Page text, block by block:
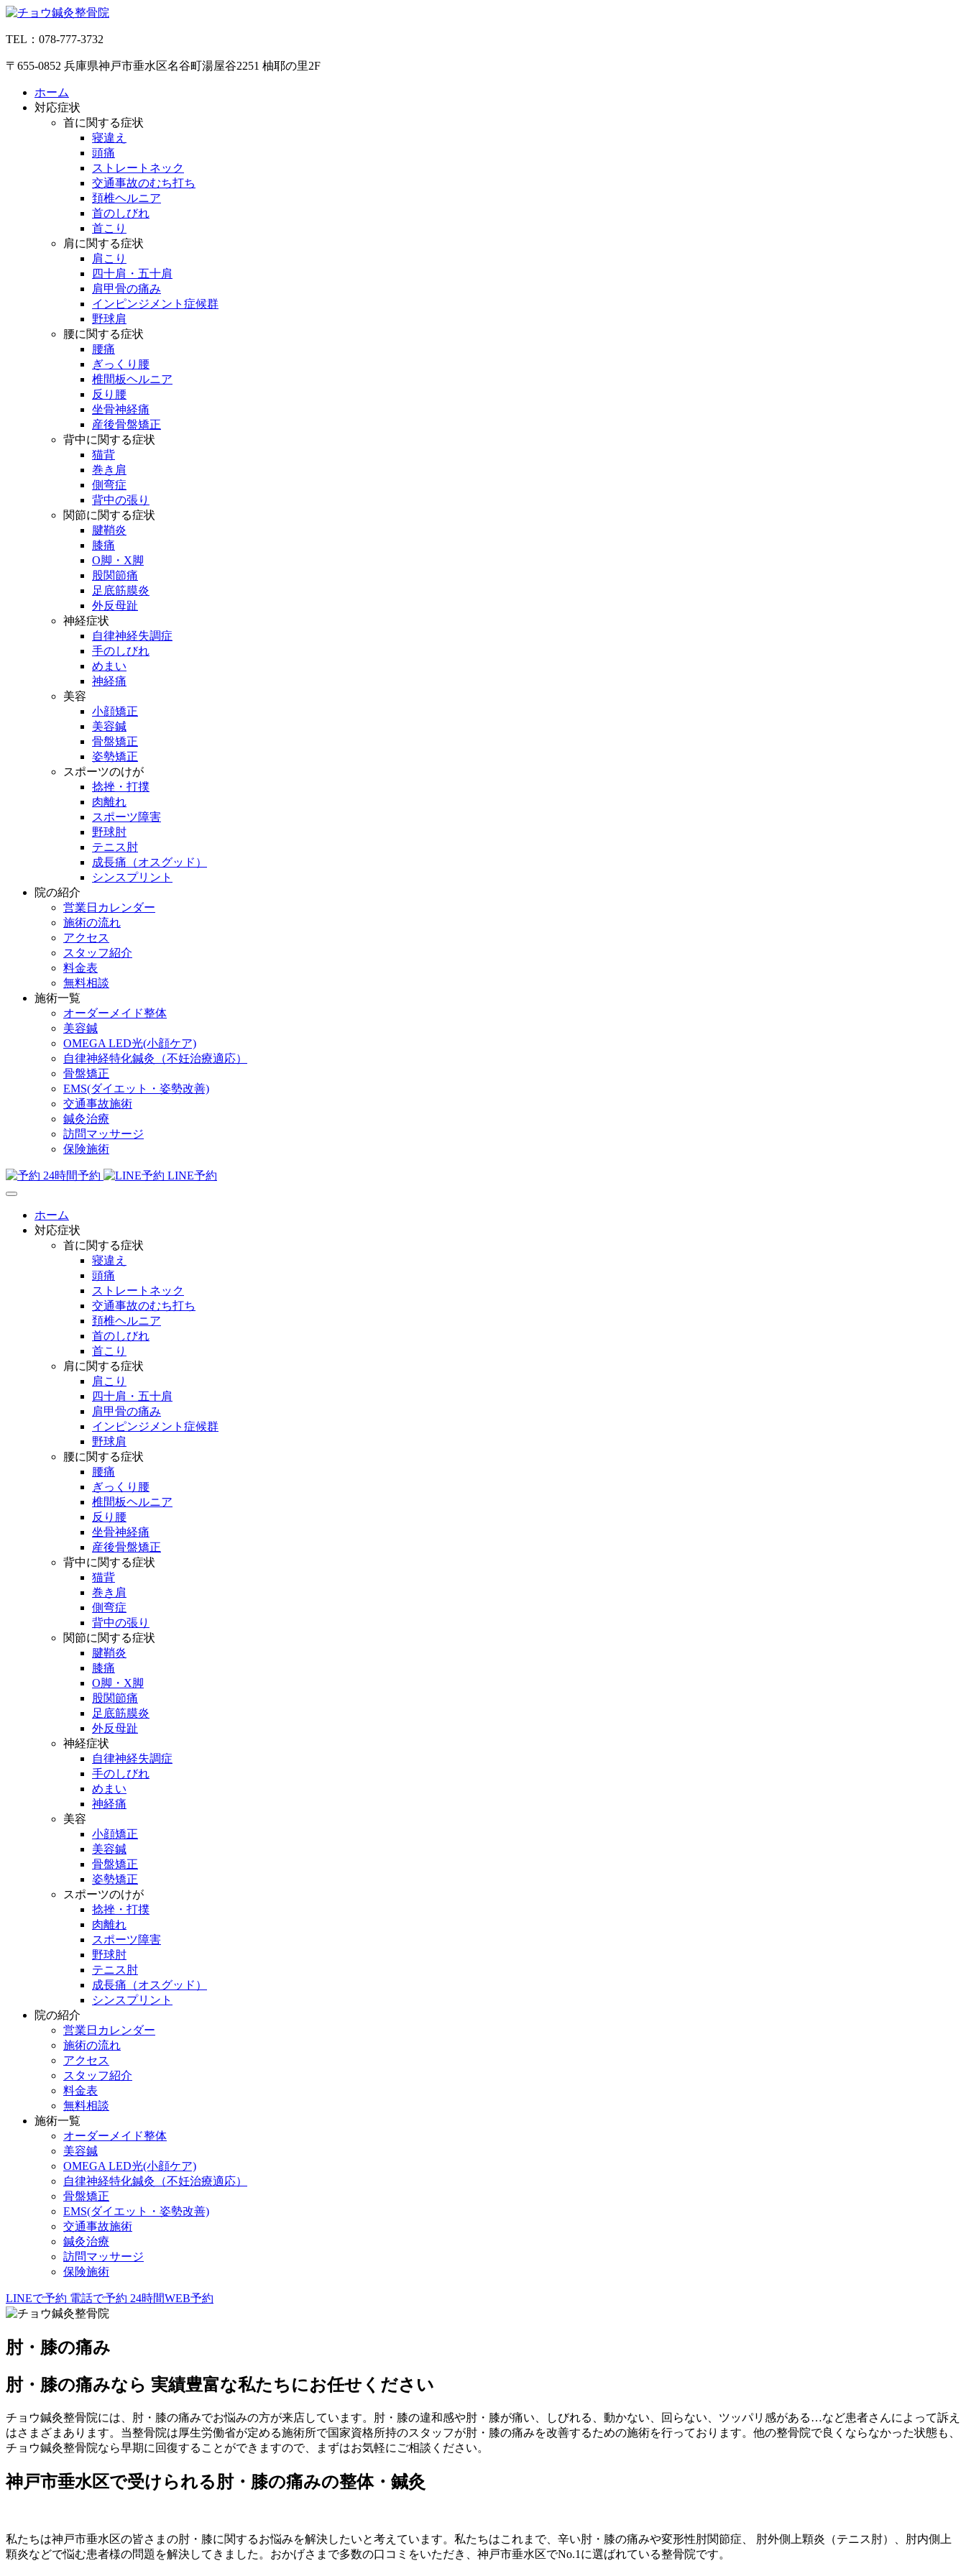
コ
テ
ツ
TEL：078-777-3732
〒655-0852 兵庫県神戸市垂水区名谷町湯屋谷2251 柚耶の里2F
ホーム
対応症状
首に関する症状
寝違え
頭痛
ストレートネック
交通事故のむち打ち
頚椎ヘルニア
首のしびれ
首こり
肩に関する症状
肩こり
四十肩・五十肩
肩甲骨の痛み
インピンジメント症候群
野球肩
腰に関する症状
腰痛
ぎっくり腰
椎間板ヘルニア
反り腰
坐骨神経痛
産後骨盤矯正
背中に関する症状
猫背
巻き肩
側弯症
背中の張り
関節に関する症状
腱鞘炎
膝痛
O脚・X脚
股関節痛
足底筋膜炎
外反母趾
神経症状
自律神経失調症
手のしびれ
めまい
神経痛
美容
小顔矯正
美容鍼
骨盤矯正
姿勢矯正
スポーツのけが
捻挫・打撲
肉離れ
スポーツ障害
野球肘
テニス肘
成長痛（オスグッド）
シンスプリント
院の紹介
営業日カレンダー
施術の流れ
アクセス
スタッフ紹介
料金表
無料相談
施術一覧
オーダーメイド整体
美容鍼
OMEGA LED光(小顔ケア)
自律神経特化鍼灸（不妊治療適応）
骨盤矯正
EMS(ダイエット・姿勢改善)
交通事故施術
鍼灸治療
訪問マッサージ
保険施術
24時間予約 LINE予約
ホーム
対応症状
首に関する症状
寝違え
頭痛
ストレートネック
交通事故のむち打ち
頚椎ヘルニア
首のしびれ
首こり
肩に関する症状
肩こり
四十肩・五十肩
肩甲骨の痛み
インピンジメント症候群
野球肩
腰に関する症状
腰痛
ぎっくり腰
椎間板ヘルニア
反り腰
坐骨神経痛
産後骨盤矯正
背中に関する症状
猫背
巻き肩
側弯症
背中の張り
関節に関する症状
腱鞘炎
膝痛
O脚・X脚
股関節痛
足底筋膜炎
外反母趾
神経症状
自律神経失調症
手のしびれ
めまい
神経痛
美容
小顔矯正
美容鍼
骨盤矯正
姿勢矯正
スポーツのけが
捻挫・打撲
肉離れ
スポーツ障害
野球肘
テニス肘
成長痛（オスグッド）
シンスプリント
院の紹介
営業日カレンダー
施術の流れ
アクセス
スタッフ紹介
料金表
無料相談
施術一覧
オーダーメイド整体
美容鍼
OMEGA LED光(小顔ケア)
自律神経特化鍼灸（不妊治療適応）
骨盤矯正
EMS(ダイエット・姿勢改善)
交通事故施術
鍼灸治療
訪問マッサージ
保険施術
LINEで予約 電話で予約 24時間WEB予約
肘・膝の痛み
肘・膝の痛みなら 実績豊富な私たちにお任せください
チョウ鍼灸整骨院には、肘・膝の痛みでお悩みの方が来店しています。肘・膝の違和感や肘・膝が痛い、しびれる、動かない、回らない、ツッパリ感がある…など患者さんによって訴え
はさまざまあります。当整骨院は厚生労働省が定める施術所で国家資格所持のスタッフが肘・膝の痛みを改善するための施術を行っております。他の整骨院で良くならなかった状態も、
チョウ鍼灸整骨院なら早期に回復することができますので、まずはお気軽にご相談ください。
神戸市垂水区で受けられる肘・膝の痛みの整体・鍼灸
私たちは神戸市垂水区の皆さまの肘・膝に関するお悩みを解決したいと考えています。私たちはこれまで、辛い肘・膝の痛みや変形性肘関節症、 肘外側上顆炎（テニス肘）、肘内側上
顆炎などで悩む患者様の問題を解決してきました。おかげさまで多数の口コミをいただき、神戸市垂水区でNo.1に選ばれている整骨院です。